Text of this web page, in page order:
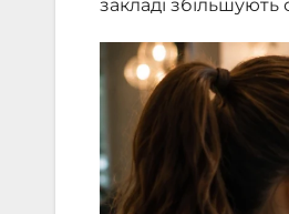
закладі